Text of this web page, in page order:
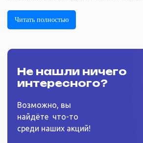
Читать полностью
Не нашли ничего
интересного?
Возможно, вы
найдёте что-то
среди наших акций!